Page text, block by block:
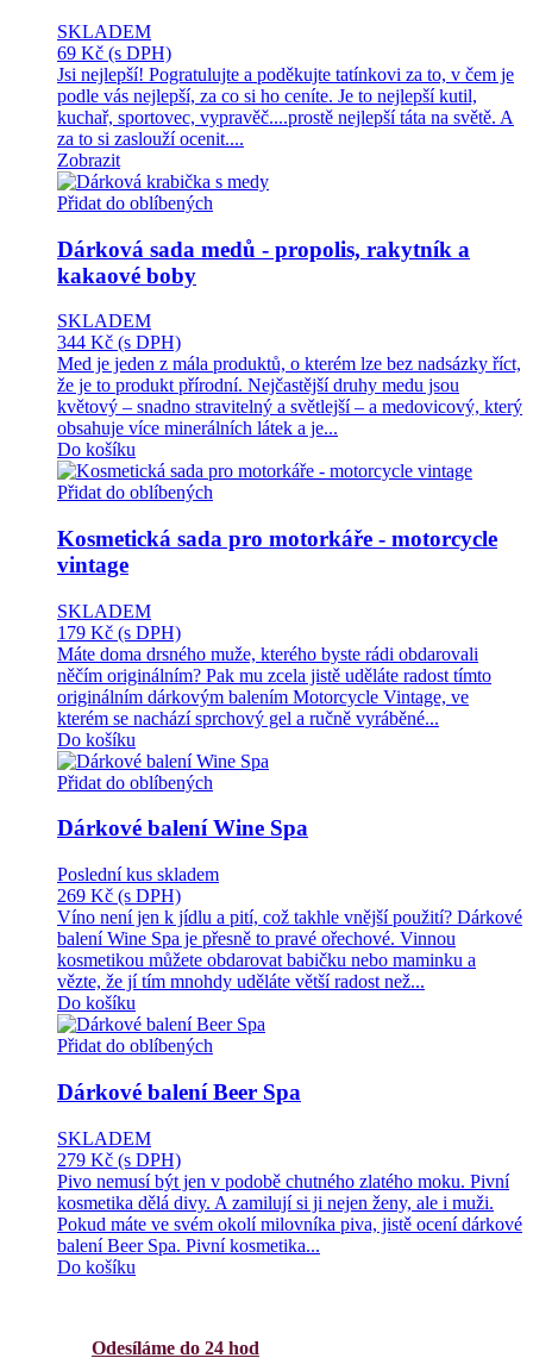
SKLADEM
69 Kč (s DPH)
Jsi nejlepší! Pogratulujte a poděkujte tatínkovi za to, v čem je
podle vás nejlepší, za co si ho ceníte. Je to nejlepší kutil,
kuchař, sportovec, vypravěč....prostě nejlepší táta na světě. A
za to si zaslouží ocenit....
Zobrazit
Přidat do oblíbených
Dárková sada medů - propolis, rakytník a
kakaové boby
SKLADEM
344 Kč (s DPH)
Med je jeden z mála produktů, o kterém lze bez nadsázky říct,
že je to produkt přírodní. Nejčastější druhy medu jsou
květový – snadno stravitelný a světlejší – a medovicový, který
obsahuje více minerálních látek a je...
Do košíku
Přidat do oblíbených
Kosmetická sada pro motorkáře - motorcycle
vintage
SKLADEM
179 Kč (s DPH)
Máte doma drsného muže, kterého byste rádi obdarovali
něčím originálním? Pak mu zcela jistě uděláte radost tímto
originálním dárkovým balením Motorcycle Vintage, ve
kterém se nachází sprchový gel a ručně vyráběné...
Do košíku
Přidat do oblíbených
Dárkové balení Wine Spa
Poslední kus skladem
269 Kč (s DPH)
Víno není jen k jídlu a pití, což takhle vnější použití? Dárkové
balení Wine Spa je přesně to pravé ořechové. Vinnou
kosmetikou můžete obdarovat babičku nebo maminku a
vězte, že jí tím mnohdy uděláte větší radost než...
Do košíku
Přidat do oblíbených
Dárkové balení Beer Spa
SKLADEM
279 Kč (s DPH)
Pivo nemusí být jen v podobě chutného zlatého moku. Pivní
kosmetika dělá divy. A zamilují si ji nejen ženy, ale i muži.
Pokud máte ve svém okolí milovníka piva, jistě ocení dárkové
balení Beer Spa. Pivní kosmetika...
Do košíku
Odesíláme do 24 hod